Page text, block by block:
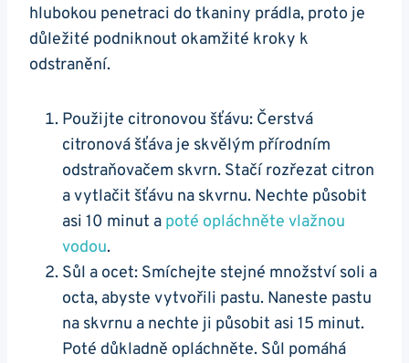
hlubokou penetraci do tkaniny prádla, proto je
důležité podniknout okamžité kroky k
odstranění.
Použijte citronovou šťávu: Čerstvá
citronová šťáva je skvělým přírodním
odstraňovačem skvrn. Stačí rozřezat citron
a vytlačit šťávu na skvrnu. Nechte působit
asi 10 minut a poté opláchněte vlažnou
vodou.
Sůl a ocet: Smíchejte stejné množství soli a
octa, abyste vytvořili pastu. Naneste pastu
na skvrnu a nechte ji působit asi 15 minut.
Poté důkladně opláchněte. Sůl pomáhá